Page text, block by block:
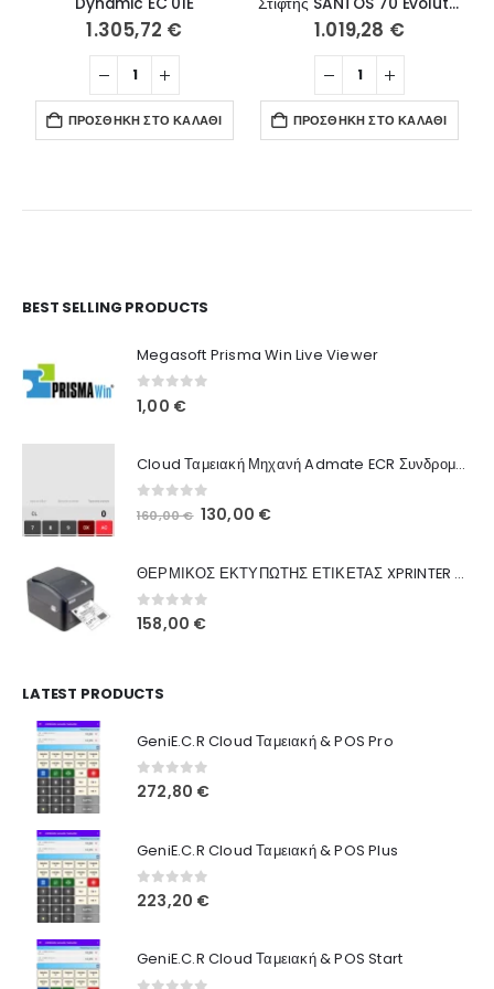
1.305,72 €
ΠΡΟΣΘΉΚΗ ΣΤΟ ΚΑΛΆΘΙ
1.019,28 €
ΠΡΟΣΘΉΚΗ ΣΤΟ ΚΑΛΆΘΙ
BEST SELLING PRODUCTS
Megasoft Prisma Win Live Viewer
0 out of 5
1,00 €
Cloud Ταμειακή Μηχανή Admate ECR Συνδρομή 12 μηνών
out of 5
160,00€ Original
160,00 €.
130,00 €Η
είναι:
ΘΕΡΜΙΚΟΣ ΕΚΤΥΠΩΤΗΣ ΕΤΙΚΕΤΑΣ XPRINTER XP-420B
0out of 5
158,00 €
LATEST PRODUCTS
GeniE.C.R Cloud Ταμειακή & POS Pro
0out of 5
272,80 €
GeniE.C.R Cloud Ταμειακή & POS Plus
0out of 5
223,20 €
GeniE.C.R Cloud Ταμειακή & POS Start
Ο Λογαριασμός μου
Στοιχεία λογαριασμού
Παραγγελίες
Πληροφορίες Καταστήματος
Ποιοι Είμαστε
Γιατί Εμάς
Blog
Όροι Χρήσης
Τρόποι Αγοράς
Τρόποι Πληρωμής
Τρόποι Αποστολής
Ασφάλεια Πληρωμών